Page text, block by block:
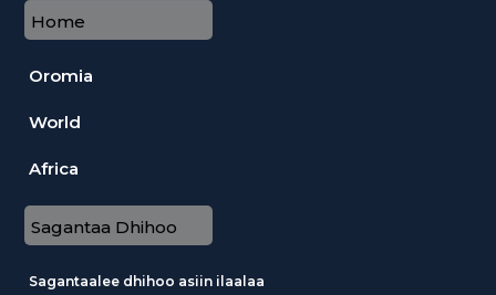
Home
Oromia
World
Africa
Sagantaa Dhihoo
Sagantaalee dhihoo asiin ilaalaa